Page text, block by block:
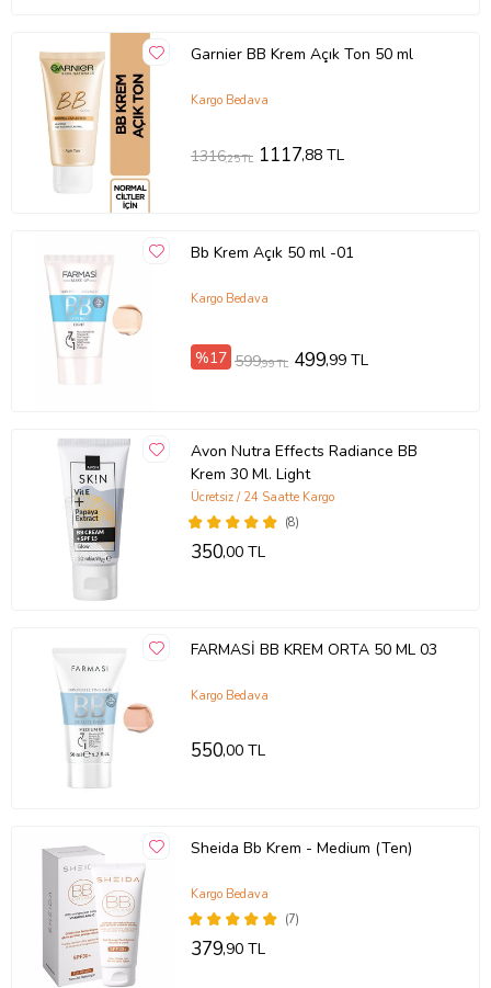
Garnier BB Krem Açık Ton 50 ml
Kargo Bedava
1316,25 TL 1117,88 TL
Bb Krem Açık 50 ml -01
Kargo Bedava
%17 599,99 TL 499,99 TL
Avon Nutra Effects Radiance BB
Krem 30 Ml. Light
(8)
Ücretsiz / 24 Saatte Kargo
350,00 TL
FARMASİ BB KREM ORTA 50 ML 03
Kargo Bedava
550,00 TL
Sheida Bb Krem - Medium (Ten)
(7)
Kargo Bedava
379,90 TL